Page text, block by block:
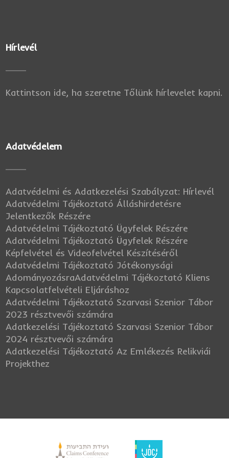
Hírlevél
Kattintson ide, ha szeretne Tőlünk hírlevelet kapni.
Adatvédelem
Adatvédelmi és Adatkezelési Szabályzat: Hírlevél
Adatvédelmi Tájékoztató Álláshirdetésre
Jelentkezők Részére
Adatvédelmi Tájékoztató Ügyfelek Részére
Adatvédelmi Tájékoztató Ügyfelek Részére
Képfelvétel és Videofelvétel Készítéséről
Adatvédelmi Tájékoztató Jótékonysági
AdományozásraAdatvédelmi Tájékoztató Kliens
Kapcsolatfelvételi Eljáráshoz
Adatvédelmi Tájékoztató Szarvasi Szenior Tábor
2023 résztvevői számára
Adatkezelési Tájékoztató Szarvasi Szenior Tábor
2024 résztvevői számára
Adatkezelési Tájékoztató Az Emlékezés Relikviái
Projekthez